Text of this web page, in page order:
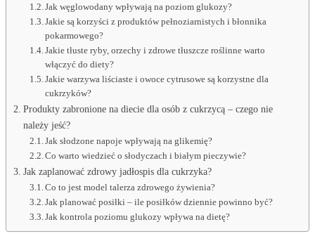
Jak węglowodany wpływają na poziom glukozy?
Jakie są korzyści z produktów pełnoziarnistych i błonnika
pokarmowego?
Jakie tłuste ryby, orzechy i zdrowe tłuszcze roślinne warto
włączyć do diety?
Jakie warzywa liściaste i owoce cytrusowe są korzystne dla
cukrzyków?
Produkty zabronione na diecie dla osób z cukrzycą – czego nie
należy jeść?
Jak słodzone napoje wpływają na glikemię?
Co warto wiedzieć o słodyczach i białym pieczywie?
Jak zaplanować zdrowy jadłospis dla cukrzyka?
Co to jest model talerza zdrowego żywienia?
Jak planować posiłki – ile posiłków dziennie powinno być?
Jak kontrola poziomu glukozy wpływa na dietę?